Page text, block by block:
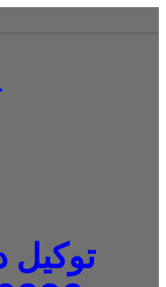
توكيل